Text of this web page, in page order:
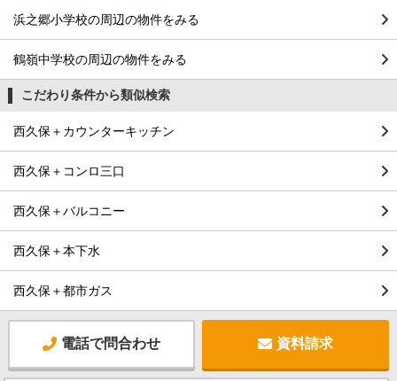
浜之郷小学校の周辺の物件をみる
鶴嶺中学校の周辺の物件をみる
こだわり条件から類似検索
西久保＋カウンターキッチン
西久保＋コンロ三口
西久保＋バルコニー
西久保＋本下水
西久保＋都市ガス
電話で問合わせ 資料請求